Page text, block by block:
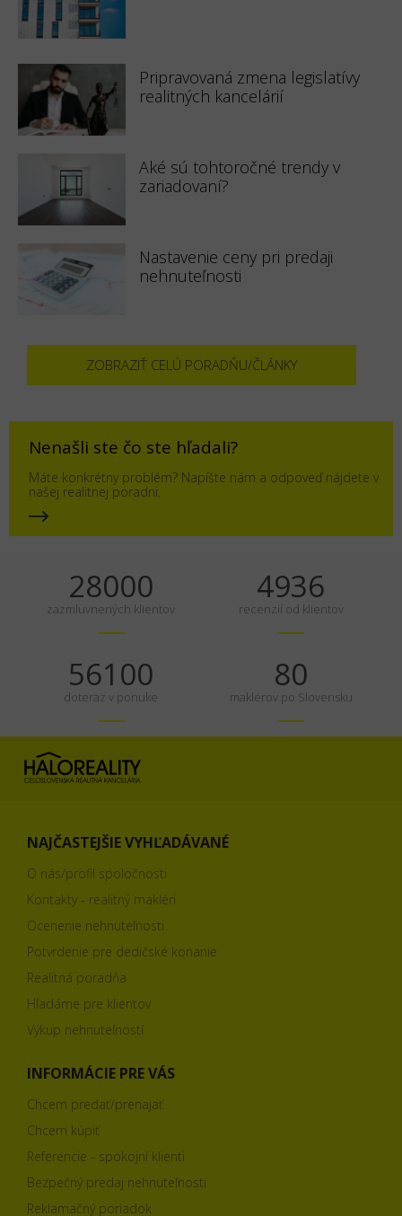
Pripravovaná zmena legislatívy
realitných kancelárií
Aké sú tohtoročné trendy v
zariadovaní?
Nastavenie ceny pri predaji
nehnuteľnosti
ZOBRAZIŤ CELÚ PORADŇU/ČLÁNKY
Nenašli ste čo ste hľadali?
Máte konkrétny problém? Napíšte nám a odpoveď nájdete v
našej realitnej poradni.
35000
zazmluvnených klientov
6170
recenzií od klientov
70125
doteraz v ponuke
100
maklérov po Slovensku
NAJČASTEJŠIE VYHĽADÁVANÉ
O nás/profil spoločnosti
Kontakty - realitný makléri
Ocenenie nehnuteľnosti
Potvrdenie pre dedičské konanie
Realitná poradňa
Hľadáme pre klientov
Výkup nehnuteľností
INFORMÁCIE PRE VÁS
Chcem predať/prenajať
Chcem kúpiť
Referencie - spokojní klienti
Bezpečný predaj nehnuteľnosti
Reklamačný poriadok